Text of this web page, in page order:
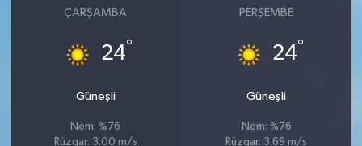
ÇARŞAMBA
24°
Güneşli
Nem: %76
Rüzgar: 3.00 m/s
PERŞEMBE
24°
Güneşli
Nem: %76
Rüzgar: 3.69 m/s